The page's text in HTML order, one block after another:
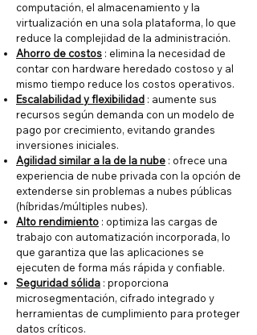
computación, el almacenamiento y la
virtualización en una sola plataforma, lo que
reduce la complejidad de la administración.
Ahorro de costos : elimina la necesidad de
contar con hardware heredado costoso y al
mismo tiempo reduce los costos operativos.
Escalabilidad y flexibilidad : aumente sus
recursos según demanda con un modelo de
pago por crecimiento, evitando grandes
inversiones iniciales.
Agilidad similar a la de la nube : ofrece una
experiencia de nube privada con la opción de
extenderse sin problemas a nubes públicas
(híbridas/múltiples nubes).
Alto rendimiento : optimiza las cargas de
trabajo con automatización incorporada, lo
que garantiza que las aplicaciones se
ejecuten de forma más rápida y confiable.
Seguridad sólida : proporciona
microsegmentación, cifrado integrado y
herramientas de cumplimiento para proteger
datos críticos.